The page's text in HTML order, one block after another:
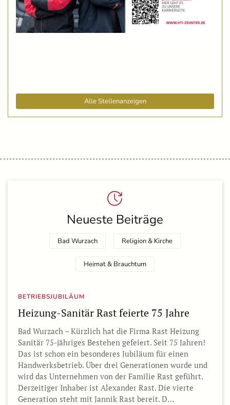
Alle Stellenanzeigen
Neueste Beiträge
Bad Wurzach Religion & Kirche
Heimat & Brauchtum
BETRIEBSJUBILÄUM
Heizung-Sanitär Rast feierte 75 Jahre
Bad Wurzach – Kürzlich hat die Firma Rast Heizung
Sanitär 75-jähriges Bestehen gefeiert. Seit 75 Jahren!
Das ist schon ein besonderes Jubiläum für einen
Handwerksbetrieb. Über drei Generationen wurde und
wird das Unternehmen von der Familie Rast geführt.
Derzeitiger Inhaber ist Alexander Rast. Die vierte
Generation steht mit Jannik Rast bereit. D…